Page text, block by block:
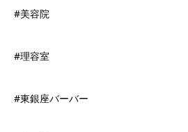
#美容院
#理容室
#東銀座バーバー